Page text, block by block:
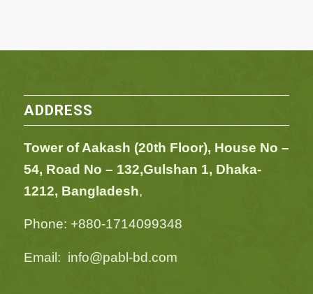
ADDRESS
Tower of Aakash (20th Floor), House No –
54, Road No – 132,Gulshan 1, Dhaka-
1212, Bangladesh,
Phone: +880-1714099348
Email: info@pabl-bd.com